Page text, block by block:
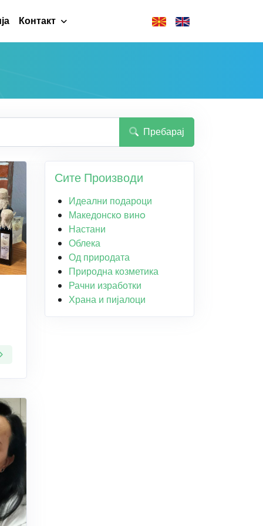
Контакт
Пребарај
Сите Производи
Идеални подароци
Македонскo винo
Настани
Облека
Од природата
Природна козметика
Рачни изработки
Храна и пијалоци